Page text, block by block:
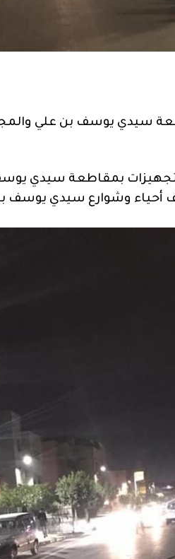
سيدي يوسف بن علي
بمقاطعة سيدي
أحياء وشوارع سيدي يوسف